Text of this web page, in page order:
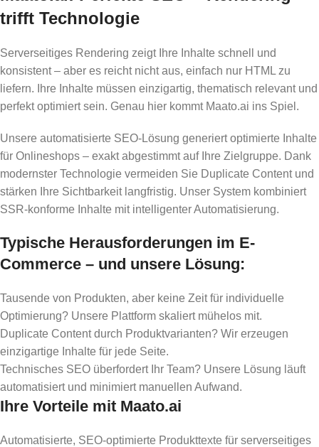
trifft Technologie
Serverseitiges Rendering zeigt Ihre Inhalte schnell und
konsistent – aber es reicht nicht aus, einfach nur HTML zu
liefern. Ihre Inhalte müssen einzigartig, thematisch relevant und
perfekt optimiert sein. Genau hier kommt Maato.ai ins Spiel.
Unsere automatisierte SEO-Lösung generiert optimierte Inhalte
für Onlineshops – exakt abgestimmt auf Ihre Zielgruppe. Dank
modernster Technologie vermeiden Sie Duplicate Content und
stärken Ihre Sichtbarkeit langfristig. Unser System kombiniert
SSR-konforme Inhalte mit intelligenter Automatisierung.
Typische Herausforderungen im E-
Commerce – und unsere Lösung:
Tausende von Produkten, aber keine Zeit für individuelle
Optimierung? Unsere Plattform skaliert mühelos mit.
Duplicate Content durch Produktvarianten? Wir erzeugen
einzigartige Inhalte für jede Seite.
Technisches SEO überfordert Ihr Team? Unsere Lösung läuft
automatisiert und minimiert manuellen Aufwand.
Ihre Vorteile mit Maato.ai
Automatisierte, SEO-optimierte Produkttexte für serverseitiges